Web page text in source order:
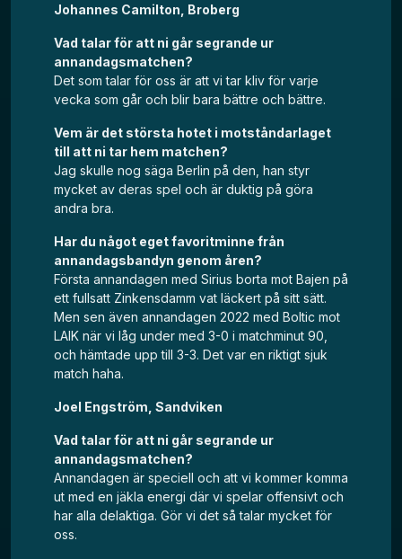
Johannes Camilton, Broberg
Vad talar för att ni går segrande ur
annandagsmatchen?
Det som talar för oss är att vi tar kliv för varje
vecka som går och blir bara bättre och bättre.
Vem är det största hotet i motståndarlaget
till att ni tar hem matchen?
Jag skulle nog säga Berlin på den, han styr
mycket av deras spel och är duktig på göra
andra bra.
Har du något eget favoritminne från
annandagsbandyn genom åren?
Första annandagen med Sirius borta mot Bajen på
ett fullsatt Zinkensdamm vat läckert på sitt sätt.
Men sen även annandagen 2022 med Boltic mot
LAIK när vi låg under med 3-0 i matchminut 90,
och hämtade upp till 3-3. Det var en riktigt sjuk
match haha.
Joel Engström, Sandviken
Vad talar för att ni går segrande ur
annandagsmatchen?
Annandagen är speciell och att vi kommer komma
ut med en jäkla energi där vi spelar offensivt och
har alla delaktiga. Gör vi det så talar mycket för
oss.